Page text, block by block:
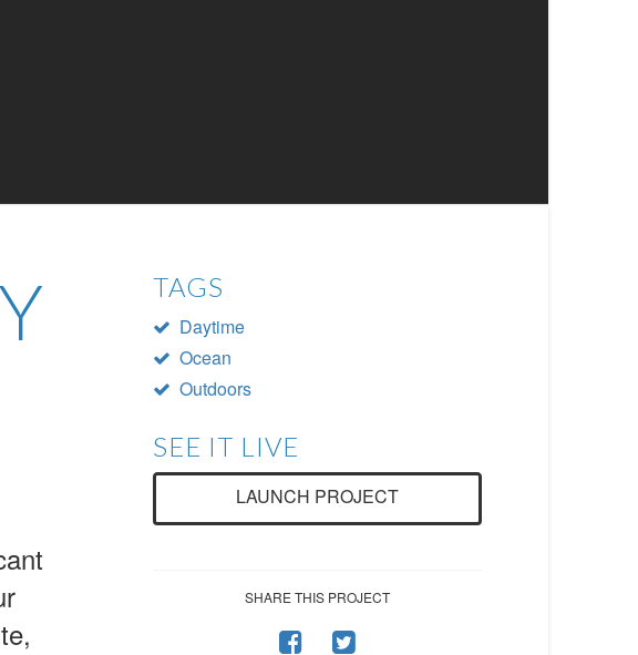
TAGS
Daytime
Ocean
Outdoors
SEE IT LIVE
LAUNCH PROJECT
SHARE THIS PROJECT